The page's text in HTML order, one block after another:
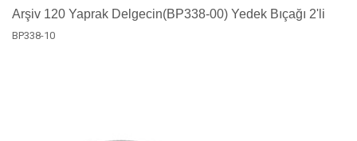
Arşiv 120 Yaprak Delgecin(BP338-00) Yedek Bıçağı 2'li
BP338-10